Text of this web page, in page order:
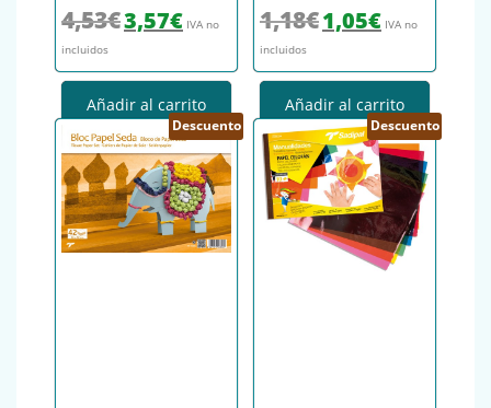
4,53€ El precio original era: 4,53€.
3,57€El precio actual es: 3,57€.
IVA no
incluidos
Añadir al carrito
1,18€ El precio original era: 1,18€.
1,05€El precio actual
IVA no
incluidos
Añadir al carrito
Descuento Descuento